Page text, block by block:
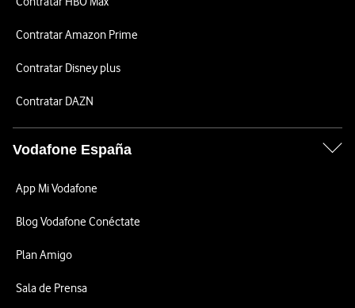
Contratar Amazon Prime
Contratar Disney plus
Contratar DAZN
Vodafone España
App Mi Vodafone
Blog Vodafone Conéctate
Plan Amigo
Sala de Prensa